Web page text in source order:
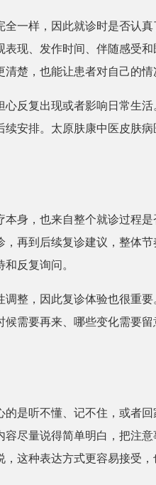
全一样，因此就诊时是否认
现、发作时间、伴随感受
楚，也能让患者对自己的情
反复出现或者影响日常生
安排。太原肤康中医皮肤
身，也来自整个就诊过程
再到后续复诊建议，整体
反复询问。
调整，因此复诊体验也很重
需要再来、哪些变化需要
是听不懂、记不住，或者
尽量说得简单明白，把注
这种表达方式更容易接受，